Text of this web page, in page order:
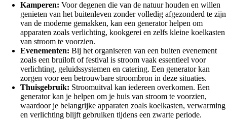
Kamperen: Voor degenen die van de natuur houden en willen
genieten van het buitenleven zonder volledig afgezonderd te zijn
van de moderne gemakken, kan een generator helpen om
apparaten zoals verlichting, kookgerei en zelfs kleine koelkasten
van stroom te voorzien.
Evenementen: Bij het organiseren van een buiten evenement
zoals een bruiloft of festival is stroom vaak essentieel voor
verlichting, geluidssystemen en catering. Een generator kan
zorgen voor een betrouwbare stroombron in deze situaties.
Thuisgebruik: Stroomuitval kan iedereen overkomen. Een
generator kan je helpen om je huis van stroom te voorzien,
waardoor je belangrijke apparaten zoals koelkasten, verwarming
en verlichting blijft gebruiken tijdens een zwarte periode.